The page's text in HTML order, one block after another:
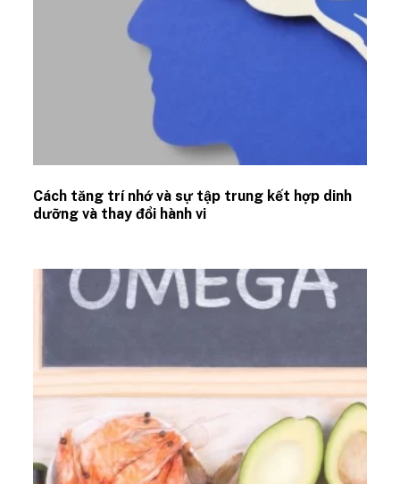
Cách tăng trí nhớ và sự tập trung kết hợp dinh
dưỡng và thay đổi hành vi